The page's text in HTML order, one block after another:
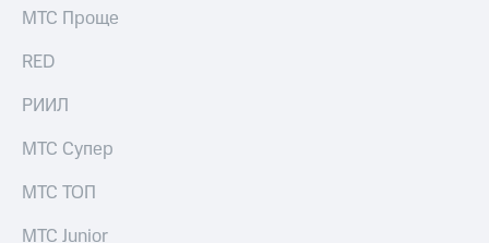
капитал
Контроль
Описание
приобретения
МТС Проще
RED
РИИЛ
МТС Супер
МТС ТОП
МТС Junior